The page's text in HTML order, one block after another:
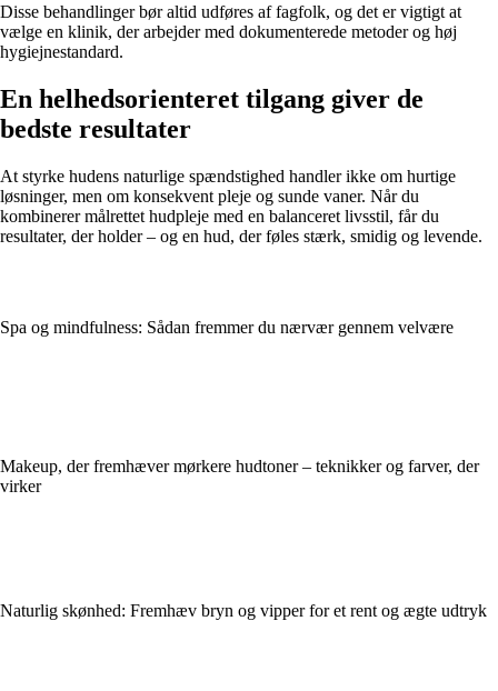
Disse behandlinger bør altid udføres af fagfolk, og det er vigtigt at
vælge en klinik, der arbejder med dokumenterede metoder og høj
hygiejnestandard.
En helhedsorienteret tilgang giver de
bedste resultater
At styrke hudens naturlige spændstighed handler ikke om hurtige
løsninger, men om konsekvent pleje og sunde vaner. Når du
kombinerer målrettet hudpleje med en balanceret livsstil, får du
resultater, der holder – og en hud, der føles stærk, smidig og levende.
Spa og mindfulness: Sådan fremmer du nærvær gennem velvære
Makeup, der fremhæver mørkere hudtoner – teknikker og farver, der
virker
Naturlig skønhed: Fremhæv bryn og vipper for et rent og ægte udtryk